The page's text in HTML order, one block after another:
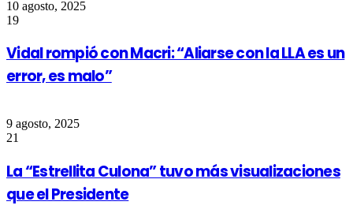
10 agosto, 2025
19
Vidal rompió con Macri: “Aliarse con la LLA es un
error, es malo”
9 agosto, 2025
21
La “Estrellita Culona” tuvo más visualizaciones
que el Presidente